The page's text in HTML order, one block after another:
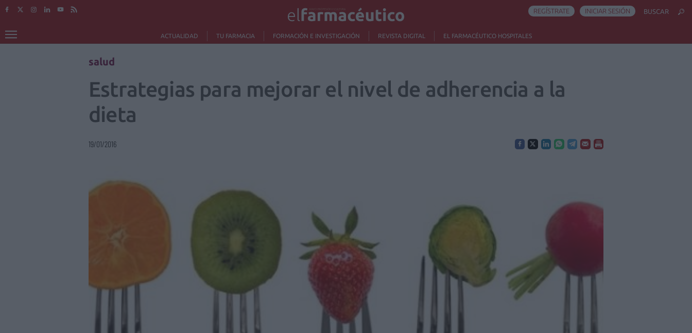
ACTUALIDAD TU FARMACIA FORMACIÓN E INVESTIGACIÓN REVISTA DIGITAL EL FARMACÉUTICO HOSPITALES
REGÍSTRATE INICIAR SESIÓN BUSCAR
salud
Estrategias para mejorar el nivel de adherencia a la
dieta
19/01/2016